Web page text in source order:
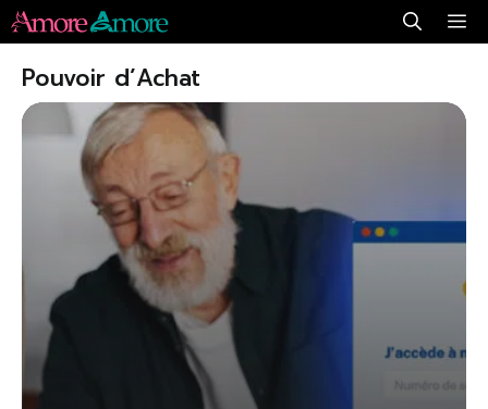
Aller
au
contenu
Pouvoir d’Achat